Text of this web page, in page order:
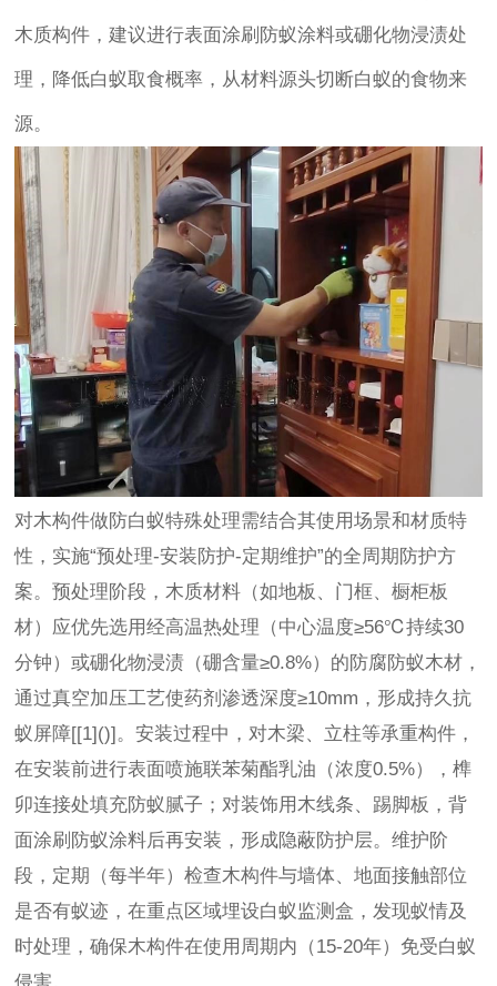
木质构件，建议进行表面涂刷防蚁涂料或硼化物浸渍处
理，降低白蚁取食概率，从材料源头切断白蚁的食物来
源。
对木构件做防白蚁特殊处理需结合其使用场景和材质特
性，实施“预处理-安装防护-定期维护”的全周期防护方
案。预处理阶段，木质材料（如地板、门框、橱柜板
材）应优先选用经高温热处理（中心温度≥56℃持续30
分钟）或硼化物浸渍（硼含量≥0.8%）的防腐防蚁木材，
通过真空加压工艺使药剂渗透深度≥10mm，形成持久抗
蚁屏障[[1]()]。安装过程中，对木梁、立柱等承重构件，
在安装前进行表面喷施联苯菊酯乳油（浓度0.5%），榫
卯连接处填充防蚁腻子；对装饰用木线条、踢脚板，背
面涂刷防蚁涂料后再安装，形成隐蔽防护层。维护阶
段，定期（每半年）检查木构件与墙体、地面接触部位
是否有蚁迹，在重点区域埋设白蚁监测盒，发现蚁情及
时处理，确保木构件在使用周期内（15-20年）免受白蚁